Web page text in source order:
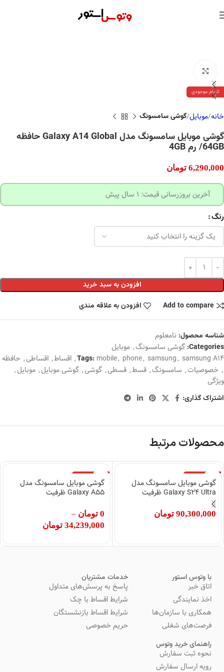
اتمام موجودی
خانه موبایل گوشی سامسونگ
گوشی موبایل سامسونگ مدل Galaxy A14 Global حافظه
64GB/ رم 4GB
6,290,000 تومان
آخرین بروزرسانی قیمت: 1 سال پیش
رنگ
افزودن به سبد خرید
Add to compare
افزودن به علاقه مندی
شناسه محصول: نامعلوم
Categories: گوشی سامسونگ, موبایل
Tags: mobile, phone, samsung, samsung A14
, اقساط, اقساطی, حافظه
, خصوصیات, سامسونگ, قسط, قسطی, گوشی, گوشی موبایل, موبایل,
ویژگی
اشتراک گذاری:
محصولات مرتبط
اتمام موجودی
گوشی موبایل سامسونگ مدل
Galaxy S24 Ultra ظرفیت
256گیگابایت رم 12گیگابایت
90,300,000 تومان
اتمام موجودی
گوشی موبایل سامسونگ مدل
Galaxy A55 ظرفیت
0 تومان –
34,239,000 تومان
با وتوس استور
اتاق خبر
اخذ نمایندگی
همکاری با سازمان‌ها
فرصت‌های شغلی
خدمات مشتریان
پاسخ به پرسش‌های متداول
شرایط اقساط با چک
شرایط اقساط بازنشستگان
حریم خصوصی
راهنمای خرید وتوس
نحوه ثبت سفارش
رویه ارسال سفارش